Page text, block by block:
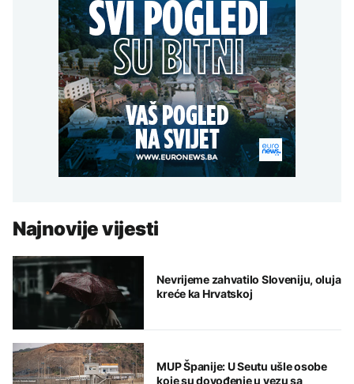
Najnovije vijesti
Nevrijeme zahvatilo Sloveniju, oluja
kreće ka Hrvatskoj
MUP Španije: U Seutu ušle osobe
koje su dovođenje u vezu sa